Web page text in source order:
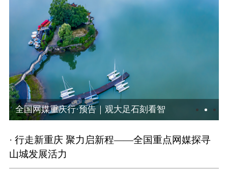
走出崖壁 大足石刻的“逆生长”密码
· 行走新重庆 聚力启新程——全国重点网媒探寻
山城发展活力